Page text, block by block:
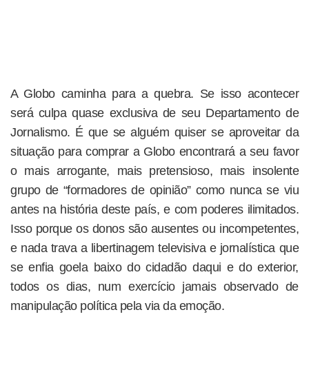
A Globo caminha para a quebra. Se isso acontecer
será culpa quase exclusiva de seu Departamento de
Jornalismo. É que se alguém quiser se aproveitar da
situação para comprar a Globo encontrará a seu favor
o mais arrogante, mais pretensioso, mais insolente
grupo de “formadores de opinião” como nunca se viu
antes na história deste país, e com poderes ilimitados.
Isso porque os donos são ausentes ou incompetentes,
e nada trava a libertinagem televisiva e jornalística que
se enfia goela baixo do cidadão daqui e do exterior,
todos os dias, num exercício jamais observado de
manipulação política pela via da emoção.